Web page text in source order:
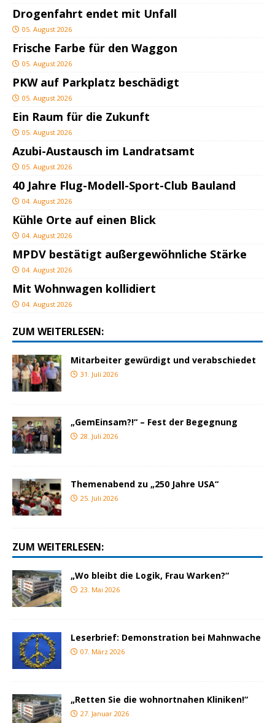
Drogenfahrt endet mit Unfall
05. August 2026
Frische Farbe für den Waggon
05. August 2026
PKW auf Parkplatz beschädigt
05. August 2026
Ein Raum für die Zukunft
05. August 2026
Azubi-Austausch im Landratsamt
05. August 2026
40 Jahre Flug-Modell-Sport-Club Bauland
04. August 2026
Kühle Orte auf einen Blick
04. August 2026
MPDV bestätigt außergewöhnliche Stärke
04. August 2026
Mit Wohnwagen kollidiert
04. August 2026
ZUM WEITERLESEN:
Mitarbeiter gewürdigt und verabschiedet
31. Juli 2026
„GemEinsam?!“ – Fest der Begegnung
28. Juli 2026
Themenabend zu „250 Jahre USA“
25. Juli 2026
ZUM WEITERLESEN:
„Wo bleibt die Logik, Frau Warken?“
23. Mai 2026
Leserbrief: Demonstration bei Mahnwache
07. März 2026
„Retten Sie die wohnortnahen Kliniken!“
27. Januar 2026